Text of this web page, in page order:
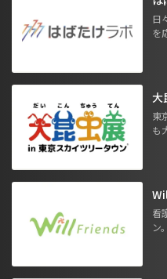
日
を
大
東
も
看
ン。